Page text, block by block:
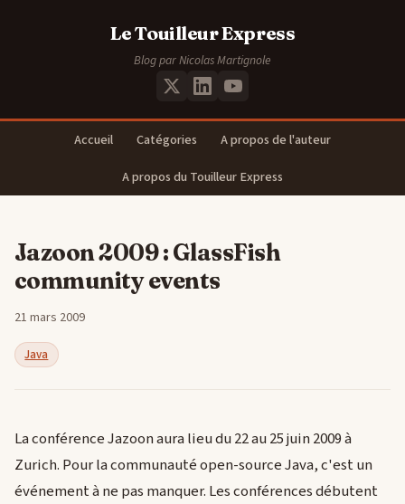
Le Touilleur Express
Blog par Nicolas Martignole
Accueil Catégories
A propos de l'auteur
A propos du Touilleur Express
Jazoon 2009 : GlassFish
community events
21 mars 2009
Java
La conférence Jazoon aura lieu du 22 au 25 juin 2009 à
Zurich. Pour la communauté open-source Java, c'est un
événement à ne pas manquer. Les conférences débutent